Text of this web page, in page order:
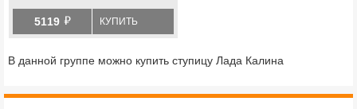
Гранта fl, Калина, Калина 2,
Приора, datsun
5119 й КУПИТЬ
В данной группе можно купить ступицу Лада Калина